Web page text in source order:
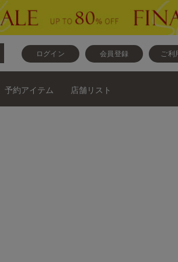
ログイン 会員登録 ご利
予約アイテム 店舗リスト